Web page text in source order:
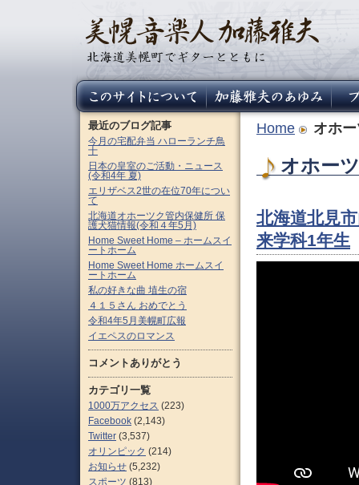
Home オホ
オホー
北海道北見
来学科1年生
最近のブログ記事
今月の宅配弁当 ハローランチ鳥
十
日本の皇室のご活動・ニュース
(令和4年 夏)
エリザベス2世の在位70年につい
て
北海道オホーツク管内保健所 保
護犬猫情報(令和４年5月)
Home Sweet Home – ホームスイ
ートホーム
Home Sweet Home ホームスイ
ートホーム
私の好きな曲 埴生の宿
４１５さん おめでとう
令和4年5月美幌町広報
イエペスのロマンス
コメントありがとう
カテゴリ一覧
1000万アクセス (223)
Facebook (2,143)
Twitter (3,537)
オリンピック (214)
お知らせ (5,232)
スポーツ (813)